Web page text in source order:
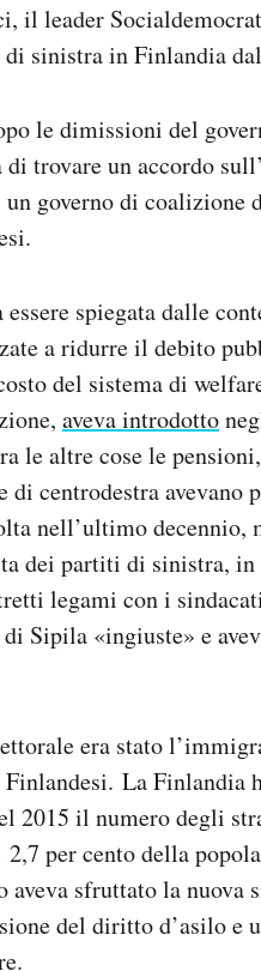
il leader
sinistra in Finlandia
le dimissioni del
trovare un accordo
governo di coalizione
spiegata dalle
a ridurre il debito
del sistema di
aveva introdotto
le altre cose le
centrodestra avevano
nell’ultimo decennio,
dei partiti di sinistra,
legami con i
Sipila «ingiuste» e
era stato
La Finlandia
il numero degli
per cento della
sfruttato la nuova
del diritto d’asilo e